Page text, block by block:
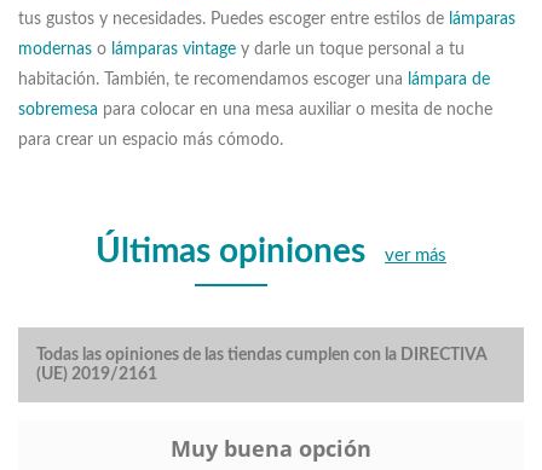
tus gustos y necesidades. Puedes escoger entre estilos de lámparas
modernas o lámparas vintage y darle un toque personal a tu
habitación. También, te recomendamos escoger una lámpara de
sobremesa para colocar en una mesa auxiliar o mesita de noche
para crear un espacio más cómodo.
Últimas opiniones ver más
Todas las opiniones de las tiendas cumplen con la DIRECTIVA
(UE) 2019/2161
Muy buena opción